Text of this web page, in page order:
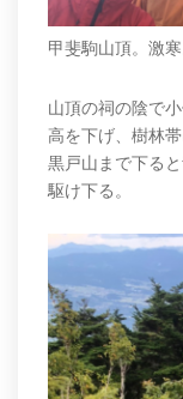
甲斐駒山頂。激寒
山頂の祠の陰で
高を下げ、樹林
黒戸山まで下る
駆け下る。